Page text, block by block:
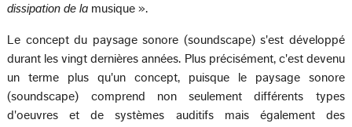
dissipation de la musique ».
Le concept du paysage sonore (soundscape) s'est développé
durant les vingt dernières années. Plus précisément, c'est devenu
un terme plus qu'un concept, puisque le paysage sonore
(soundscape) comprend non seulement différents types
d'oeuvres et de systèmes auditifs mais également des